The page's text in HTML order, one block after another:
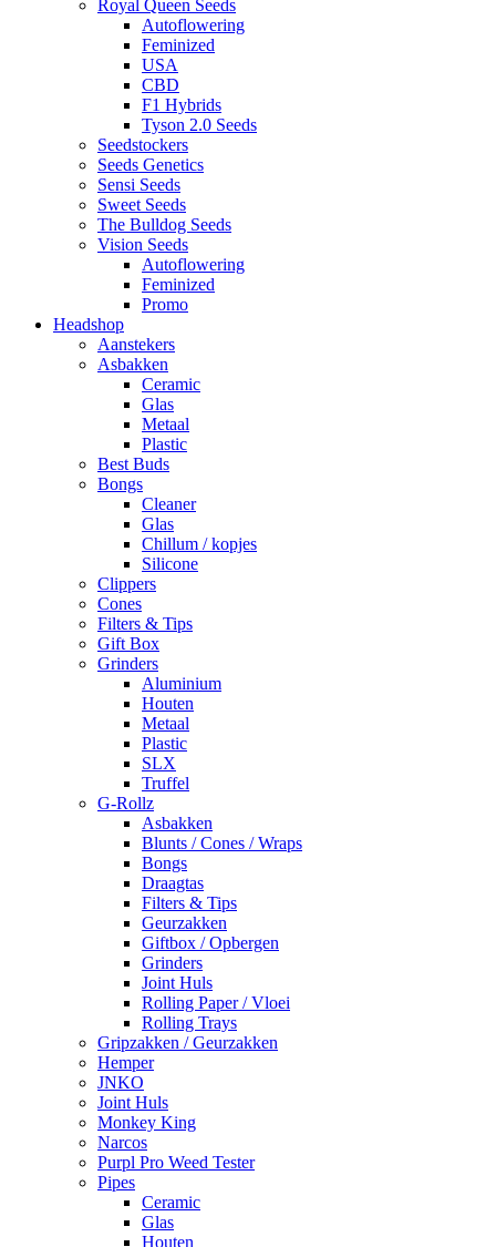
Royal Queen Seeds
Autoflowering
Feminized
USA
CBD
F1 Hybrids
Tyson 2.0 Seeds
Seedstockers
Seeds Genetics
Sensi Seeds
Sweet Seeds
The Bulldog Seeds
Vision Seeds
Autoflowering
Feminized
Promo
Headshop
Aanstekers
Asbakken
Ceramic
Glas
Metaal
Plastic
Best Buds
Bongs
Cleaner
Glas
Chillum / kopjes
Silicone
Clippers
Cones
Filters & Tips
Gift Box
Grinders
Aluminium
Houten
Metaal
Plastic
SLX
Truffel
G-Rollz
Asbakken
Blunts / Cones / Wraps
Bongs
Draagtas
Filters & Tips
Geurzakken
Giftbox / Opbergen
Grinders
Joint Huls
Rolling Paper / Vloei
Rolling Trays
Gripzakken / Geurzakken
Hemper
JNKO
Joint Huls
Monkey King
Narcos
Purpl Pro Weed Tester
Pipes
Ceramic
Glas
Houten